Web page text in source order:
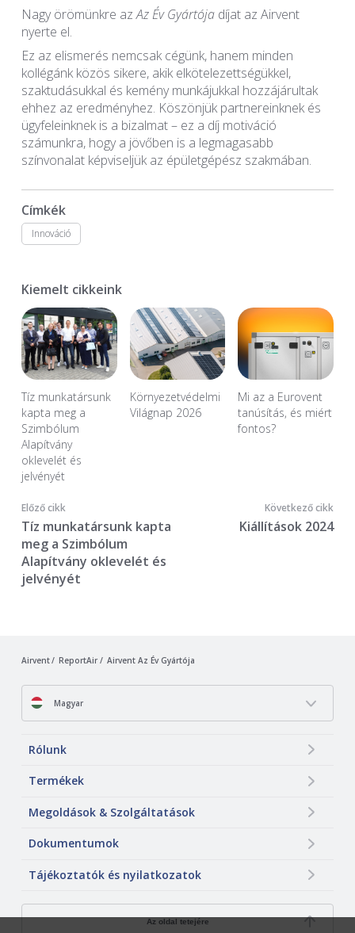
Nagy örömünkre azAz Év Gyártójadíjat az Airvent
nyerte el.
Ez az elismerés nemcsak cégünk, hanem minden
kollégánk közös sikere, akik elkötelezettségükkel,
szaktudásukkal és kemény munkájukkal hozzájárultak
ehhez az eredményhez. Köszönjük partnereinknek és
ügyfeleinknek is a bizalmat – ez a díj motiváció
számunkra, hogy a jövőben is a legmagasabb
színvonalat képviseljük az épületgépész szakmában.
Címkék
Innováció
Kiemelt cikkeink
Tíz munkatársunk
kapta meg a
Szimbólum
Alapítvány
oklevelét és
jelvényét
Környezetvédelmi
Világnap 2026
Mi az a Eurovent
tanúsítás, és miért
fontos?
Előző cikk
Tíz munkatársunk kapta
meg a Szimbólum
Alapítvány oklevelét és
jelvényét
Következő cikk
Kiállítások 2024
Airvent ReportAir Airvent Az Év Gyártója
Magyar
Rólunk
Termékek
Megoldások & Szolgáltatások
Dokumentumok
Tájékoztatók és nyilatkozatok
Az oldal tetejére